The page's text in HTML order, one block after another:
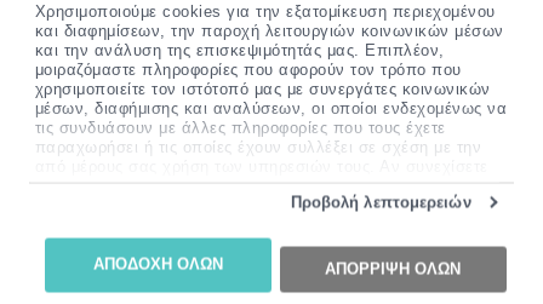
Χρησιμοποιούμε cookies για την εξατομίκευση περιεχομένου
και διαφημίσεων, την παροχή λειτουργιών κοινωνικών μέσων
και την ανάλυση της επισκεψιμότητάς μας. Επιπλέον,
μοιραζόμαστε πληροφορίες που αφορούν τον τρόπο που
χρησιμοποιείτε τον ιστότοπό μας με συνεργάτες κοινωνικών
μέσων, διαφήμισης και αναλύσεων, οι οποίοι ενδεχομένως να
τις συνδυάσουν με άλλες πληροφορίες που τους έχετε
παραχωρήσει ή τις οποίες έχουν συλλέξει σε σχέση με την
να δείτεεδώ.
Προβολή λεπτομερειών
ΑΠΟΔΟΧΗ ΟΛΩΝ ΑΠΟΡΡΙΨΗ ΟΛΩΝ
νόσου. Συμβουλευτείτε τον γιατρό σας εάν είστε έγκυος,
θηλάζετε, ακολουθείτε παράλληλα φαρμακευτική αγωγή ή
αντιμετωπίζετε προβλήματα υγείας πριν χρησιμοποιήσετε
οποιοδήποτε συμπλήρωμα διατροφής. Προσπαθούμε διαρκώς να
σας παρέχουμε ακριβείς και έγκυρες πληροφορίες. Σε περίπτωση
που έχετε κάποια ερώτηση ή παρατήρηση σχετικά με αυτές,
παρακαλώεπικοινωνήστε μαζί μας.
2012-2026 - All rights Reserved •
Website by